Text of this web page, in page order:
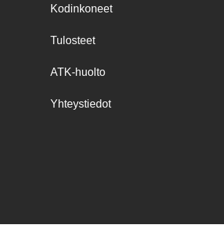
Kodinkoneet
Tulosteet
ATK-huolto
Yhteystiedot